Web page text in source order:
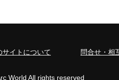
サイトについて 問合せ・相
World All rights reserved